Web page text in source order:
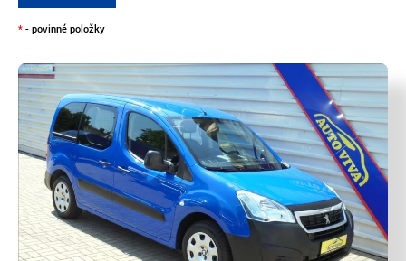
* - povinné položky